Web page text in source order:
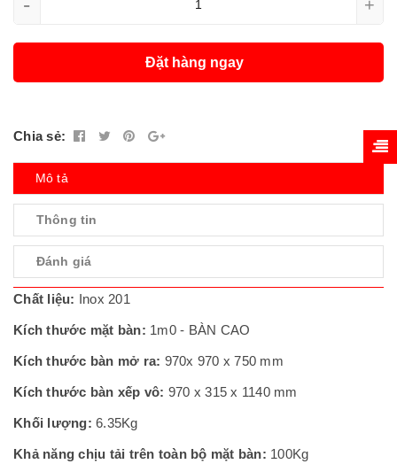
+
Đặt hàng ngay
Chia sẻ:
Mô tả
Thông tin
Đánh giá
Chất liệu: Inox 201
Kích thước mặt bàn: 1m0 - BÀN CAO
Kích thước bàn mở ra: 970x 970 x 750 mm
Kích thước bàn xếp vô: 970 x 315 x 1140 mm
Khối lượng: 6.35Kg
Khả năng chịu tải trên toàn bộ mặt bàn: 100Kg